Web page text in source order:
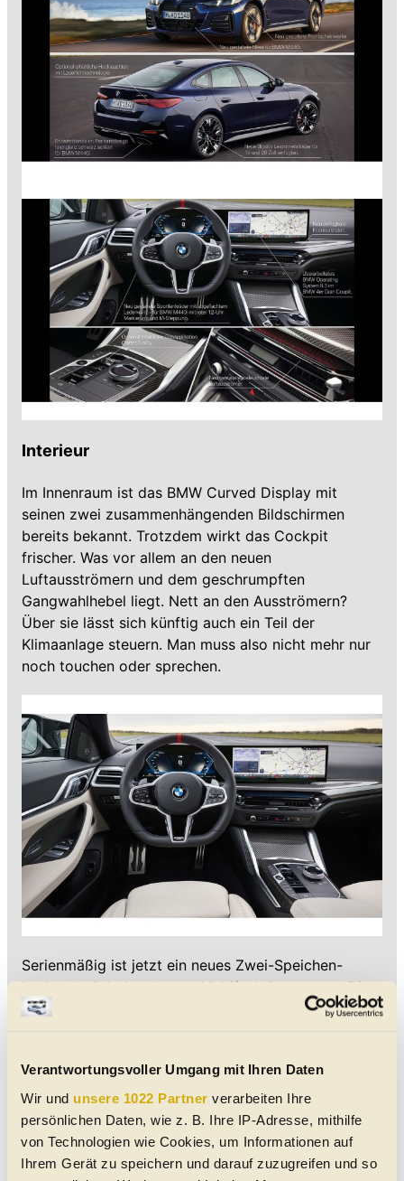
Verantwortungsvoller Umgang mit Ihren Daten
Wir und unsere 1022 Partner verarbeiten Ihre
persönlichen Daten, wie z. B. Ihre IP-Adresse, mithilfe
von Technologien wie Cookies, um Informationen auf
Ihrem Gerät zu speichern und darauf zuzugreifen und so
Interieur
Im Innenraum ist das BMW Curved Display mit
seinen zwei zusammenhängenden Bildschirmen
bereits bekannt. Trotzdem wirkt das Cockpit
frischer. Was vor allem an den neuen
Luftausströmern und dem geschrumpften
Gangwahlhebel liegt. Nett an den Ausströmern?
Über sie lässt sich künftig auch ein Teil der
Klimaanlage steuern. Man muss also nicht mehr nur
noch touchen oder sprechen.
Serienmäßig ist jetzt ein neues Zwei-Speichen-
Lenkrad mit beleuchteten Multifunktionstasten. Die
Schaltwippen dahinter sind ebenfalls ohne Aufpreis
Volant mit roter 12-Uhr-Markierung aus dem M
Zubehör wählen. Darüber hinaus sind neue
Materialien für verschiedene Applikationen erhältlich
und die Ambientebeleuchtung strahlt jetzt auch an
weiteren Stellen.